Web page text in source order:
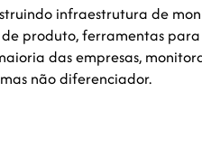
infraestrutura de
produto, ferramentas
das empresas,
não diferenciador.